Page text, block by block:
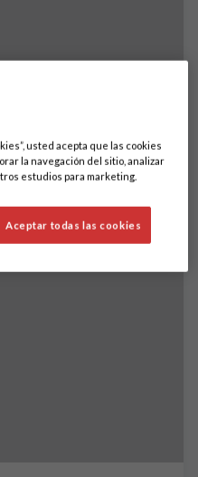
nuestra
usted acepta que las cookies
la navegación del sitio, analizar
estudios para marketing.
Aceptar todas las cookies